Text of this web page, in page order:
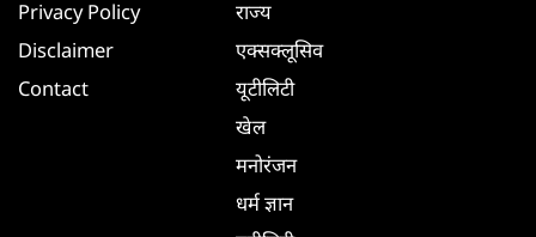
Privacy Policy
Disclaimer
Contact
राज्य
एक्सक्लूसिव
यूटीलिटी
खेल
मनोरंजन
धर्म ज्ञान